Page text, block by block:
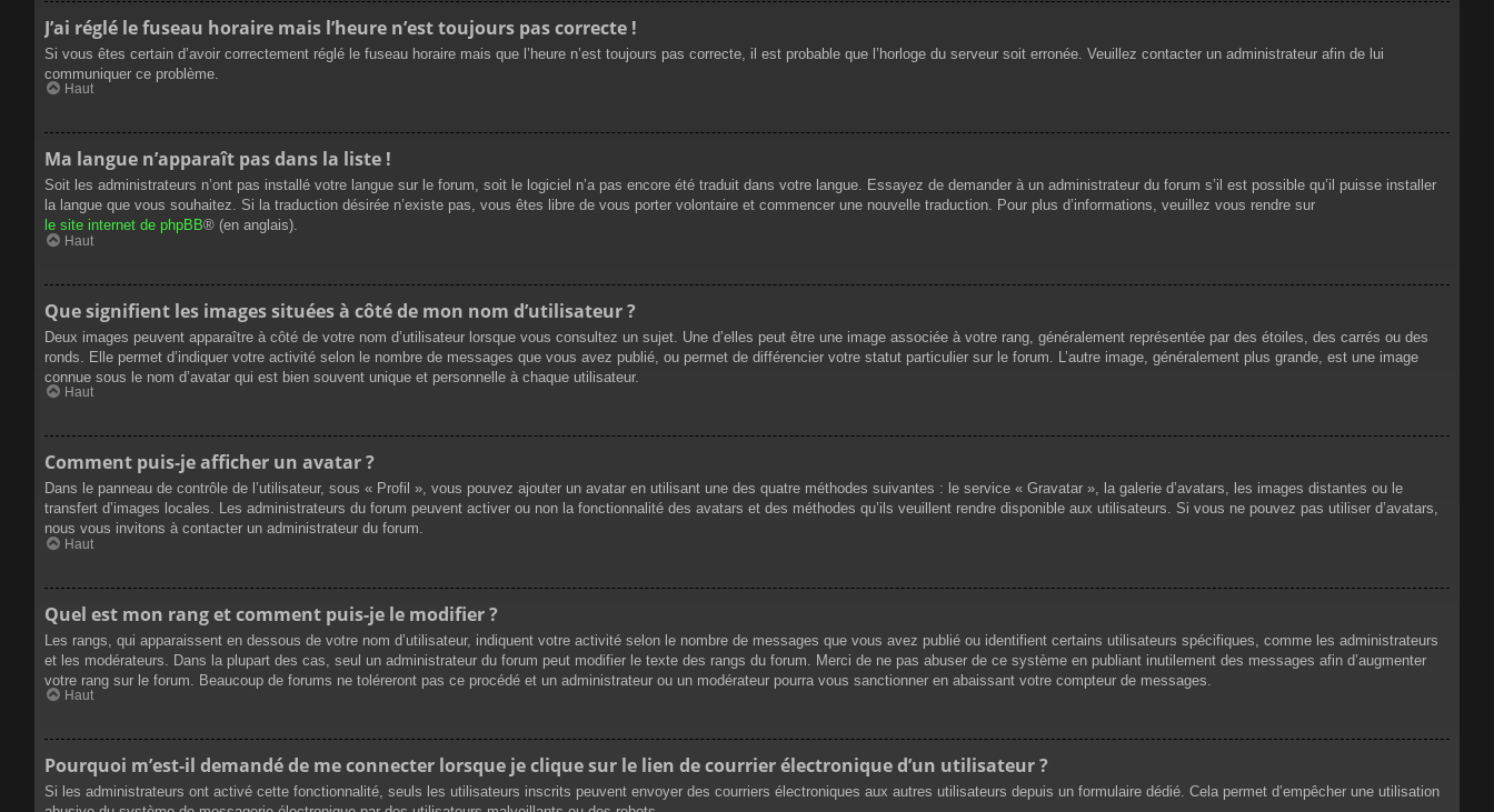
J’ai réglé le fuseau horaire mais l’heure n’est toujours pas correcte !
Si vous êtes certain d’avoir correctement réglé le fuseau horaire mais que l’heure n’est toujours pas correcte, il est probable que l’horloge du serveur soit erronée. Veuillez contacter un administrateur afin de lui
communiquer ce problème.
Haut
Ma langue n’apparaît pas dans la liste !
Soit les administrateurs n’ont pas installé votre langue sur le forum, soit le logiciel n’a pas encore été traduit dans votre langue. Essayez de demander à un administrateur du forum s’il est possible qu’il puisse installer
la langue que vous souhaitez. Si la traduction désirée n’existe pas, vous êtes libre de vous porter volontaire et commencer une nouvelle traduction. Pour plus d’informations, veuillez vous rendre sur
le site internet de phpBB® (en anglais).
Haut
Que signifient les images situées à côté de mon nom d’utilisateur ?
Deux images peuvent apparaître à côté de votre nom d’utilisateur lorsque vous consultez un sujet. Une d’elles peut être une image associée à votre rang, généralement représentée par des étoiles, des carrés ou des
ronds. Elle permet d’indiquer votre activité selon le nombre de messages que vous avez publié, ou permet de différencier votre statut particulier sur le forum. L’autre image, généralement plus grande, est une image
connue sous le nom d’avatar qui est bien souvent unique et personnelle à chaque utilisateur.
Haut
Comment puis-je afficher un avatar ?
Dans le panneau de contrôle de l’utilisateur, sous « Profil », vous pouvez ajouter un avatar en utilisant une des quatre méthodes suivantes : le service « Gravatar », la galerie d’avatars, les images distantes ou le
transfert d’images locales. Les administrateurs du forum peuvent activer ou non la fonctionnalité des avatars et des méthodes qu’ils veuillent rendre disponible aux utilisateurs. Si vous ne pouvez pas utiliser d’avatars,
nous vous invitons à contacter un administrateur du forum.
Haut
Quel est mon rang et comment puis-je le modifier ?
Les rangs, qui apparaissent en dessous de votre nom d’utilisateur, indiquent votre activité selon le nombre de messages que vous avez publié ou identifient certains utilisateurs spécifiques, comme les administrateurs
et les modérateurs. Dans la plupart des cas, seul un administrateur du forum peut modifier le texte des rangs du forum. Merci de ne pas abuser de ce système en publiant inutilement des messages afin d’augmenter
votre rang sur le forum. Beaucoup de forums ne toléreront pas ce procédé et un administrateur ou un modérateur pourra vous sanctionner en abaissant votre compteur de messages.
Haut
Pourquoi m’est-il demandé de me connecter lorsque je clique sur le lien de courrier électronique d’un utilisateur ?
Si les administrateurs ont activé cette fonctionnalité, seuls les utilisateurs inscrits peuvent envoyer des courriers électroniques aux autres utilisateurs depuis un formulaire dédié. Cela permet d’empêcher une utilisation